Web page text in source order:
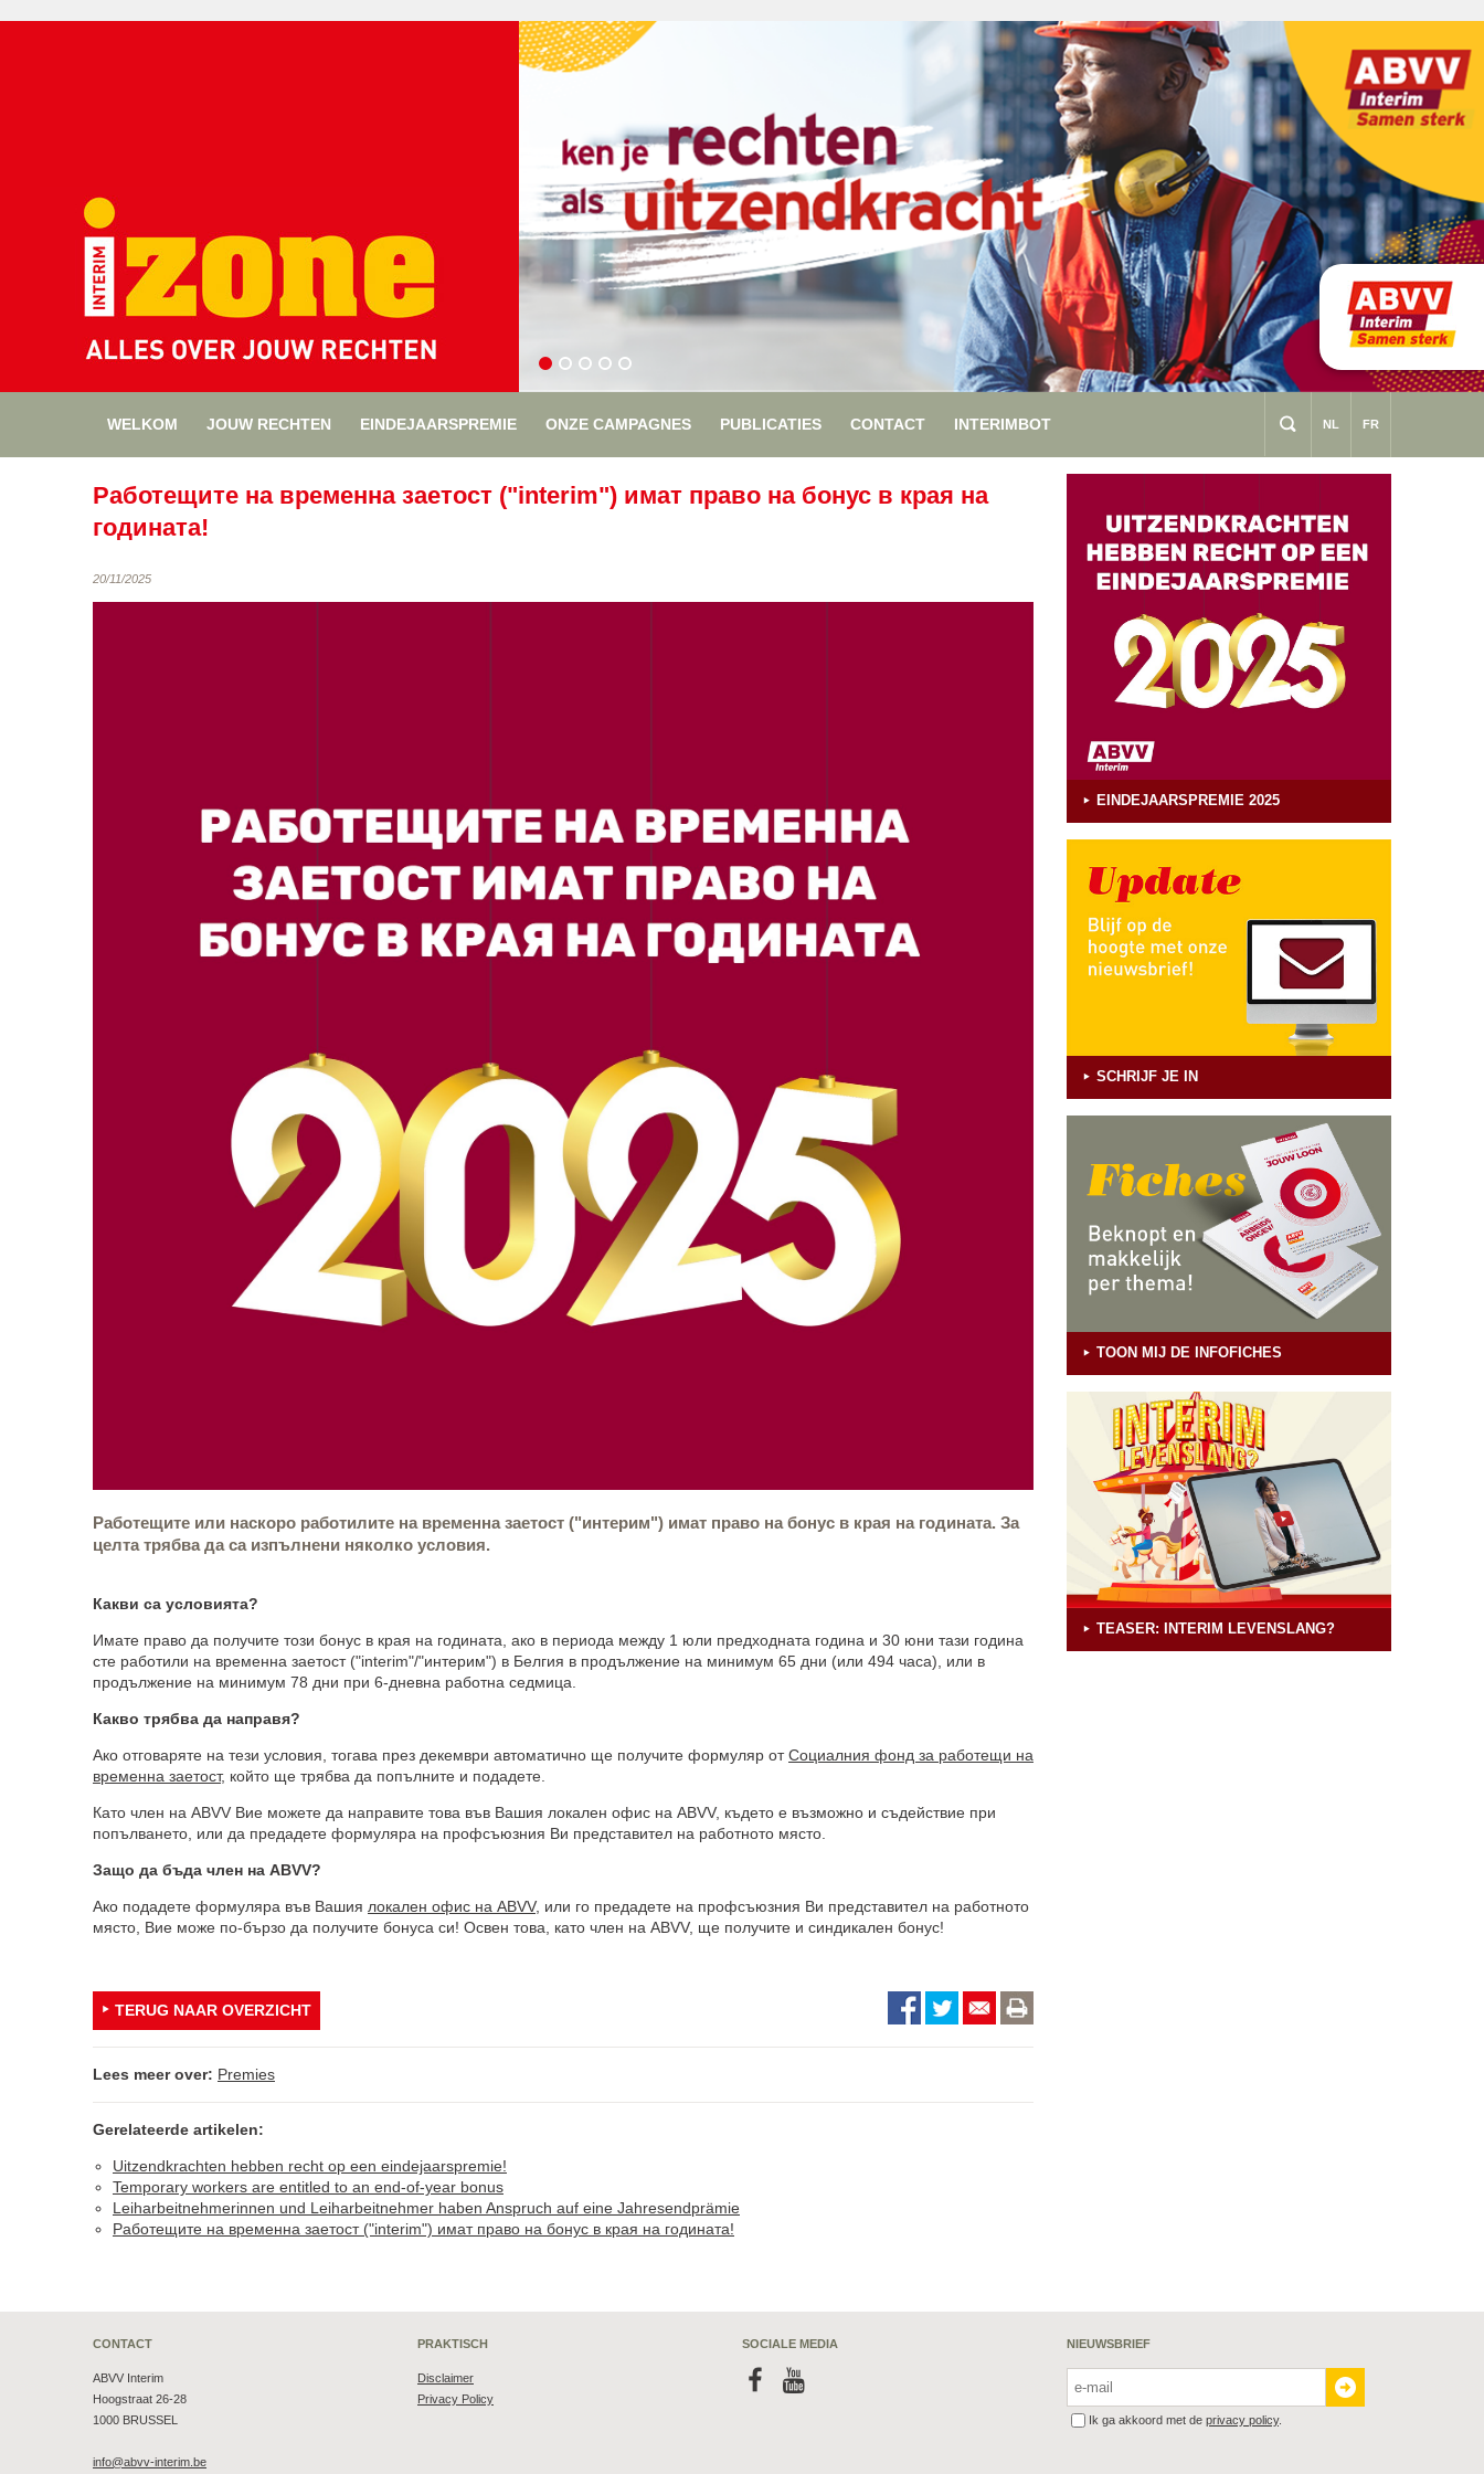
WELKOM JOUW RECHTEN EINDEJAARSPREMIE ONZE CAMPAGNES PUBLICATIES CONTACT INTERIMBOT s NL FR
Работещите на временна заетост ("interim") имат право на бонус в края на
годината!
20/11/2025
Работещите или наскоро работилите на временна заетост ("интерим") имат право на бонус в края на годината. За
целта трябва да са изпълнени няколко условия.
Какви са условията?
Имате право да получите този бонус в края на годината, ако в периода между 1 юли предходната година и 30 юни тази година
сте работили на временна заетост ("interim"/"интерим") в Белгия в продължение на минимум 65 дни (или 494 часа), или в
продължение на минимум 78 дни при 6-дневна работна седмица.
Какво трябва да направя?
Ако отговаряте на тези условия, тогава през декември автоматично ще получите формуляр отСоциалния фонд за работещи на
временна заетост, който ще трябва да попълните и подадете.
Като член на ABVV Вие можете да направите това във Вашия локален офис на ABVV, където е възможно и съдействие при
попълването, или да предадете формуляра на профсъюзния Ви представител на работното място.
Защо да бъда член на ABVV?
Ако подадете формуляра във Вашия локален офис на ABVV, или го предадете на профсъюзния Ви представител на работното
място, Вие може по-бързо да получите бонуса си! Освен това, като член на ABVV, ще получите и синдикален бонус!
TERUG NAAR OVERZICHT
Lees meer over: Premies
Gerelateerde artikelen:
Uitzendkrachten hebben recht op een eindejaarspremie!
Temporary workers are entitled to an end-of-year bonus
Leiharbeitnehmerinnen und Leiharbeitnehmer haben Anspruch auf eine Jahresendprämie
Работещите на временна заетост ("interim") имат право на бонус в края на годината!
EINDEJAARSPREMIE 2025
SCHRIJF JE IN
TOON MIJ DE INFOFICHES
TEASER: INTERIM LEVENSLANG?
CONTACT
ABVV Interim
Hoogstraat 26-28
1000 BRUSSEL
info@abvv-interim.be
PRAKTISCH
Disclaimer
Privacy Policy
SOCIALE MEDIA
f y
NIEUWSBRIEF
Ik ga akkoord met de privacy policy.